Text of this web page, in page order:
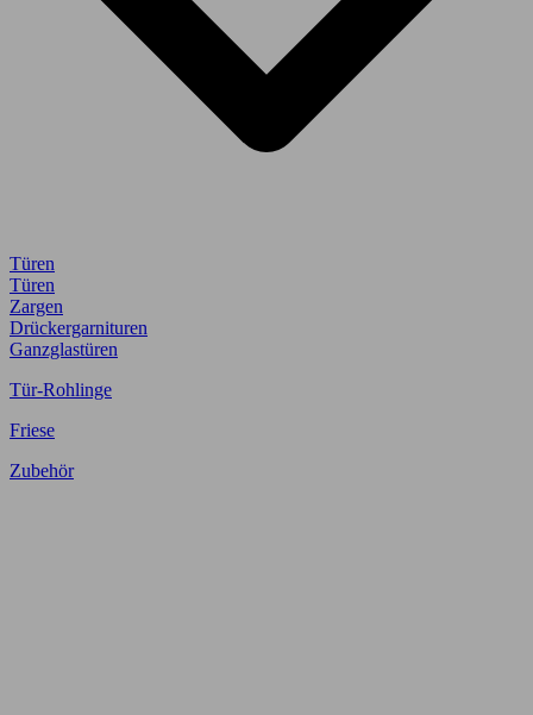
Türen
Türen
Zargen
Drückergarnituren
Ganzglastüren
Tür-Rohlinge
Friese
Zubehör